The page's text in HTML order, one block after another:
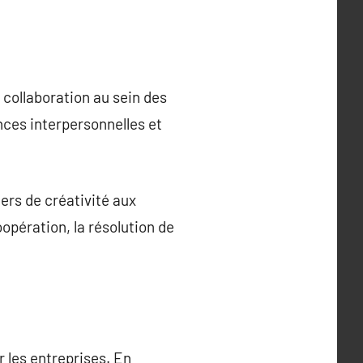
au sein des
interpersonnelles et
de créativité aux
la résolution de
les entreprises. En